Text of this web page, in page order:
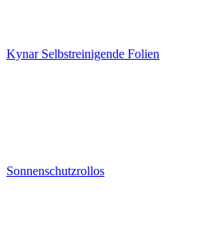
Kynar Selbstreinigende Folien
Sonnenschutzrollos